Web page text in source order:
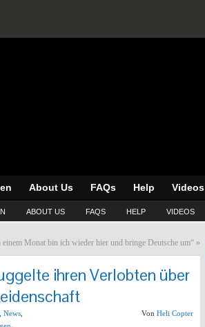
About Us FAQs Help Videos
ABOUT US FAQS HELP VIDEOS
einem Monat bin ich wieder hier und bringe Deutsche um“ »
ihren Verlobten über
News Von Heli Copter